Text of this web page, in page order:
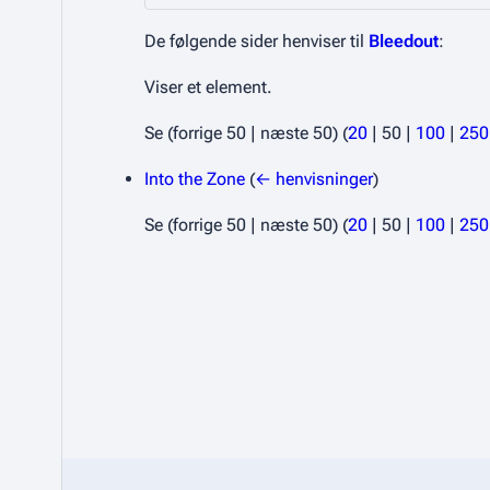
De følgende sider henviser til Bleedout:
Viser et element.
Se (forrige 50 | næste 50) (20 | 50 | 100 | 250
Into the Zone (← henvisninger)
Se (forrige 50 | næste 50) (20 | 50 | 100 | 250